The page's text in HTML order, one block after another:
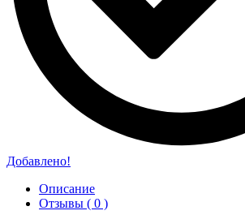
Добавлено!
Описание
Отзывы ( 0 )